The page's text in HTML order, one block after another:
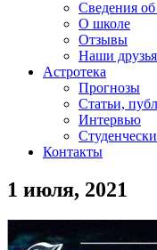
Сведения об
О школе
Отзывы
Наши друзья
Астротека
Прогнозы
Статьи,
Интервью
Контакты
1 июля, 2021